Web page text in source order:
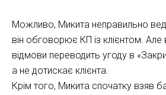
Можливо, Микита неправильно
він обговорює КП із клієнтом. Але
відмови переводить угоду в
а не дотискає клієнта.
Крім того, Микита спочатку взяв